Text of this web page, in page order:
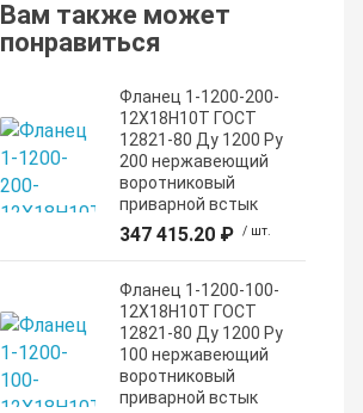
Вам также может
понравиться
Фланец 1-1200-200-
12Х18Н10Т ГОСТ
12821-80 Ду 1200 Ру
200 нержавеющий
воротниковый
приварной встык
347 415.20 ₽ / шт.
Фланец 1-1200-100-
12Х18Н10Т ГОСТ
12821-80 Ду 1200 Ру
100 нержавеющий
воротниковый
приварной встык